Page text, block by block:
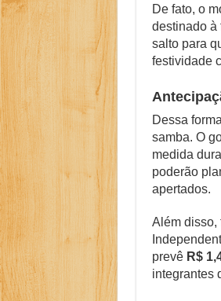
De fato, o
destinado à
salto para
festividade
Dessa
samba. O
medida
poderão
apertados.
Além disso,
prevê R$
integrantes